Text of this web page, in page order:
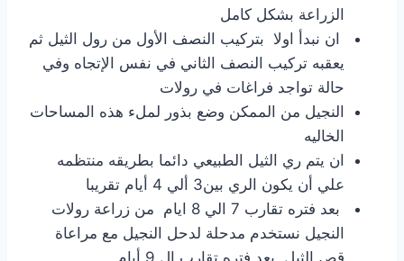
الزراعة بشكل كامل
ان نبدأ اولا بتركيب النصف الأول من رول الثيل ثم
يعقبه تركيب النصف الثاني في نفس الإتجاه وفي
حالة تواجد فراغات في رولات
النجيل من الممكن وضع بذور لملء هذه المساحات
الخاليه
ان يتم ري الثيل الطبيعي دائما بطريقه منتظمه
علي أن يكون الري بين3 ألي 4 أيام تقريبا
بعد فتره تقارب 7 الي 8 ايام من زراعة رولات
النجيل نستخدم مدحلة لدحل النجيل مع مراعاة
قص الثيل بعد فتره تقارب ال 9 أيام